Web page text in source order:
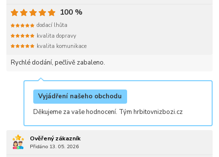
Rychlé dodání, pečlivě zabaleno.
100 %
dodací lhůta
kvalita dopravy
kvalita komunikace
Vyjádření našeho obchodu
Děkujeme za vaše hodnocení. Tým hrbitovnizbozi.cz
Ověřený zákazník
Přidáno 13. 05. 2026